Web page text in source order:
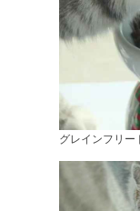
グレインフリー